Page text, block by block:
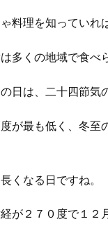
料理を知っていれ
多くの地域で食べ
日は、二十四節気
が最も低く、冬
くなる日ですね。
が２７０度で１２